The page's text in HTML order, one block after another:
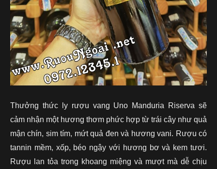
Thưởng thức lyrượu vang Uno Manduria Riserva sẽ
cảm nhận một hương thơm phức hợp từ trái cây như quả
mận chín, sim tím, mứt quả đen và hương vani. Rượu có
tannin mềm, xốp, béo ngậy với hương bơ và kem tươi.
Rượu lan tỏa trong khoang miệng và mượt mà dễ chịu